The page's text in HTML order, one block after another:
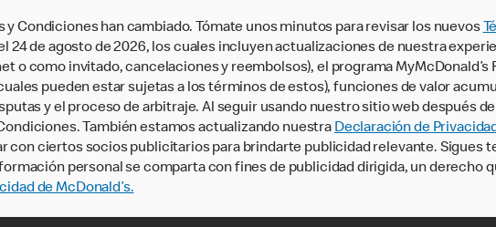
y Condiciones han cambiado. Tómate unos minutos para revisar los nuevos
24 de agosto de 2026, los cuales incluyen actualizaciones de nuestra
o como invitado, cancelaciones y reembolsos), el programa
pueden estar sujetas a los términos de estos), funciones de valor
y el proceso de arbitraje. Al seguir usando nuestro sitio web después
También estamos actualizando nuestra Declaración de
con ciertos socios publicitarios para brindarte publicidad relevante. Sigues
personal se comparta con fines de publicidad dirigida, un derecho
de McDonald’s.